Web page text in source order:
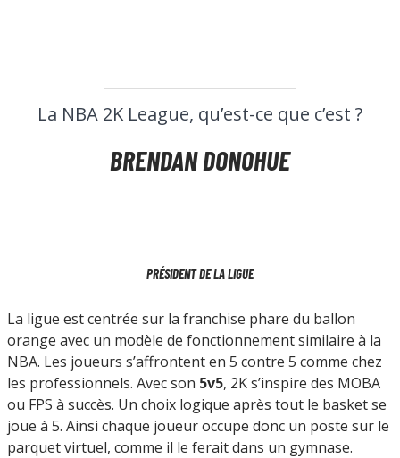
La NBA 2K League, qu’est-ce que c’est ?
BRENDAN DONOHUE
PRÉSIDENT DE LA LIGUE
La ligue est centrée sur la franchise phare du ballon
orange avec un modèle de fonctionnement similaire à la
NBA. Les joueurs s’affrontent en 5 contre 5 comme chez
les professionnels. Avec son 5v5, 2K s’inspire des MOBA
ou FPS à succès. Un choix logique après tout le basket se
joue à 5. Ainsi chaque joueur occupe donc un poste sur le
parquet virtuel, comme il le ferait dans un gymnase.